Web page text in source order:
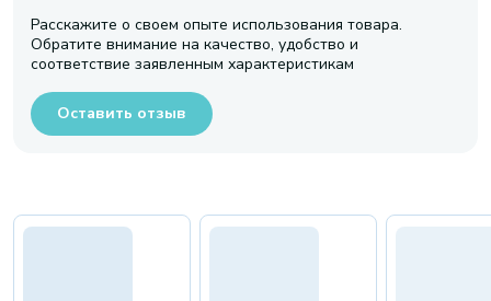
Расскажите о своем опыте использования товара.
Обратите внимание на качество, удобство и
соответствие заявленным характеристикам
Оставить отзыв